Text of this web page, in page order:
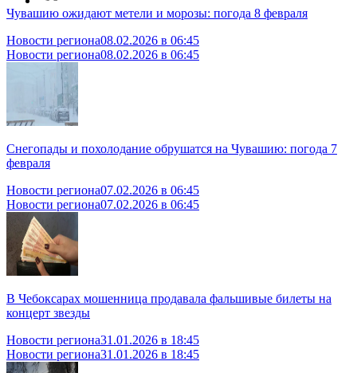
Чувашию ожидают метели и морозы: погода 8 февраля
Новости региона08.02.2026 в 06:45
Новости региона08.02.2026 в 06:45
Снегопады и похолодание обрушатся на Чувашию: погода 7
февраля
Новости региона07.02.2026 в 06:45
Новости региона07.02.2026 в 06:45
В Чебоксарах мошенница продавала фальшивые билеты на
концерт звезды
Новости региона31.01.2026 в 18:45
Новости региона31.01.2026 в 18:45